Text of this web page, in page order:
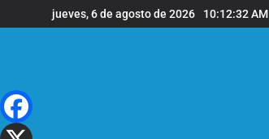
al
jueves, 6 de agosto de 2026 10:12:33 AM